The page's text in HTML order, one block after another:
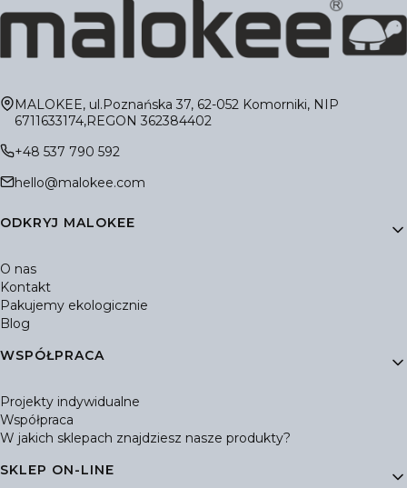
Adres:
MALOKEE, ul.Poznańska 37, 62-052 Komorniki, NIP
6711633174,REGON 362384402
+48 537 790 592
hello@malokee.com
Linki w stopce
ODKRYJ MALOKEE
O nas
Kontakt
Pakujemy ekologicznie
Blog
WSPÓŁPRACA
Projekty indywidualne
Współpraca
W jakich sklepach znajdziesz nasze produkty?
SKLEP ON-LINE